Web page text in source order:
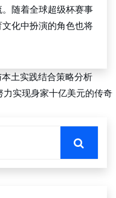
随着全球超级杯赛事
化中扮演的角色也将
土实践结合策略分析
力实现身家十亿美元的传奇